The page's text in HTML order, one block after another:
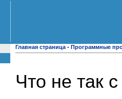
Главная страница - Программные
Что не так